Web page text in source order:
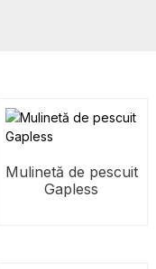
Mulinetă de pescuit
Gapless